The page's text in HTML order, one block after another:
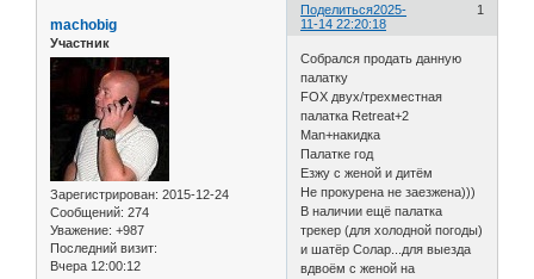
Поделиться 1
2025-
11-14 22:20:18
machobig
Участник
Зарегистрирован: 2015-12-24
Сообщений: 274
Уважение: +987
Последний визит:
Вчера 12:00:12
Собрался продать данную
палатку
FOX двух/трехместная
палатка Retreat+2
Man+накидка
Палатке год
Езжу с женой и дитём
Не прокурена не заезжена)))
В наличии ещё палатка
трекер (для холодной погоды)
и шатёр Солар...для выезда
вдвоём с женой на